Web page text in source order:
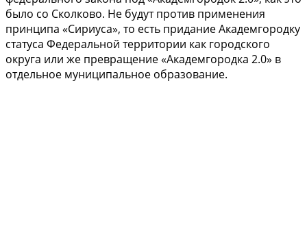
было со Сколково. Не будут против применения
принципа «Сириуса», то есть придание Академгородку
статуса Федеральной территории как городского
округа или же превращение «Академгородка 2.0» в
отдельное муниципальное образование.